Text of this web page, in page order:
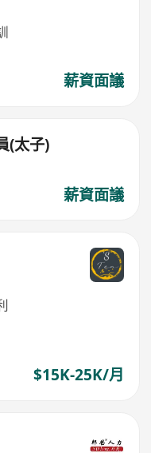
薪資面議
(太子)
薪資面議
$15K-25K/月